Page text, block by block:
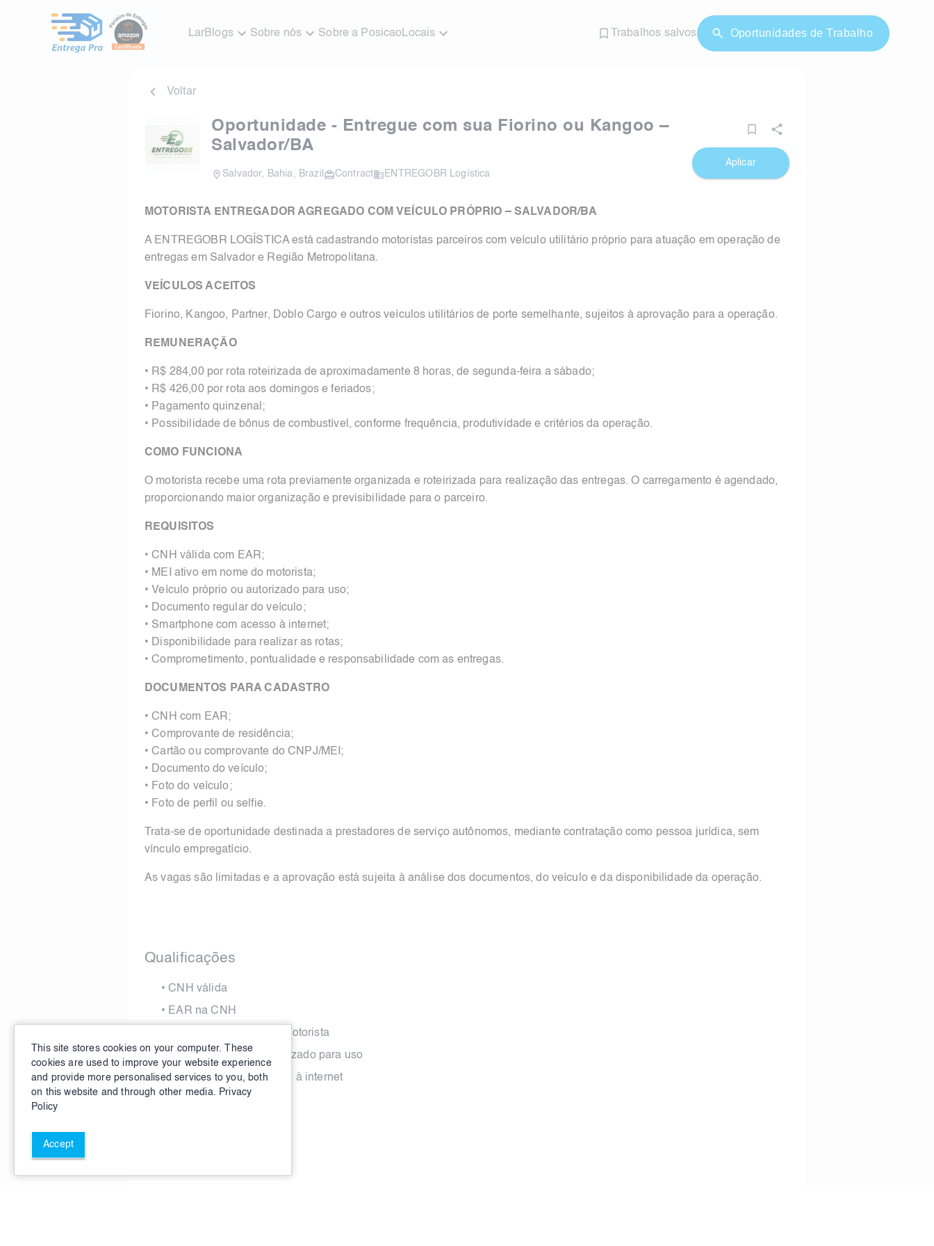
LarBlogs Sobre nós Sobre a Posicao Locais Trabalhos salvos Oportunidades de Trabalho
Voltar
Oportunidade - Entregue com sua Fiorino ou Kangoo –
Salvador/BA
Salvador, Bahia, Brazil Contract ENTREGOBR Logística
Aplicar
MOTORISTA ENTREGADOR AGREGADO COM VEÍCULO PRÓPRIO – SALVADOR/BA
A ENTREGOBR LOGÍSTICA está cadastrando motoristas parceiros com veículo utilitário próprio para atuação em operação de
entregas em Salvador e Região Metropolitana.
VEÍCULOS ACEITOS
Fiorino, Kangoo, Partner, Doblo Cargo e outros veículos utilitários de porte semelhante, sujeitos à aprovação para a operação.
REMUNERAÇÃO
• R$ 284,00 por rota roteirizada de aproximadamente 8 horas, de segunda-feira a sábado;
• R$ 426,00 por rota aos domingos e feriados;
• Pagamento quinzenal;
• Possibilidade de bônus de combustível, conforme frequência, produtividade e critérios da operação.
COMO FUNCIONA
O motorista recebe uma rota previamente organizada e roteirizada para realização das entregas. O carregamento é agendado,
proporcionando maior organização e previsibilidade para o parceiro.
REQUISITOS
• CNH válida com EAR;
• MEI ativo em nome do motorista;
• Veículo próprio ou autorizado para uso;
• Documento regular do veículo;
• Smartphone com acesso à internet;
• Disponibilidade para realizar as rotas;
• Comprometimento, pontualidade e responsabilidade com as entregas.
DOCUMENTOS PARA CADASTRO
• CNH com EAR;
• Comprovante de residência;
• Cartão ou comprovante do CNPJ/MEI;
• Documento do veículo;
• Foto do veículo;
• Foto de perfil ou selfie.
Trata-se de oportunidade destinada a prestadores de serviço autônomos, mediante contratação como pessoa jurídica, sem
vínculo empregatício.
As vagas são limitadas e a aprovação está sujeita à análise dos documentos, do veículo e da disponibilidade da operação.
Qualificações
•CNH válida
• EAR na CNH
MEI ativo em nome do motorista
Veículo próprio ou autorizado para uso
•Smartphone com acesso à internet
This site stores cookies on your computer. These
cookies are used to improve your website experience
and provide more personalised services to you, both
on this website and through other media. Privacy
Policy
Accept